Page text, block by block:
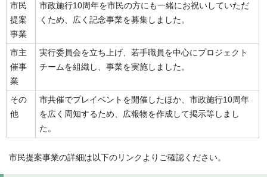
市民
提案
事業
市政施行10周年を市民の方にも一緒にお祝いしていただ
くため、広く記念事業を募集しました。
市主
催事
業
実行委員会を立ち上げ、若手職員を中心にプロジェクト
チームを組織し、事業を実施しました。
その
他
市共催でプレイベントを開催したほか、市政施行10周年
を広く周知するため、広報物を作成して掲示等しまし
た。
市民提案事業の詳細は以下のリンクよりご確認ください。